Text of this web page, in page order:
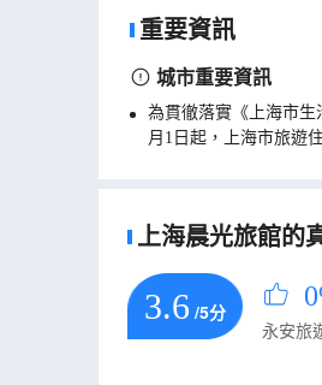
重要資訊
城市重要資訊
為貫徹落實《上海市生
月1日起，上海市旅遊
上海晨光旅館的
3.6 /5分
永安旅